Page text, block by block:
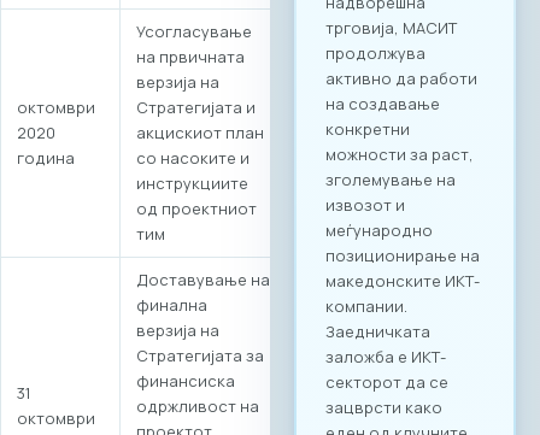
октомври
2020
година
Усогласување
на првичната
верзија на
Стратегијата и
акцискиот план
со насоките и
инструкциите
од проектниот
тим
31
октомври
Доставување на
финална
верзија на
Стратегијата за
финансиска
одржливост на
конципиран да
поттикне не само
соработка во
рамки на
технолошкиот
сектор, туку и
меѓусекторско
поврзување. Покрај
ИКТ секторот, на
настанот се
очекува присуство
на компании од
различни
индустрии, со што
се отвора широк
простор за
дигитализација на